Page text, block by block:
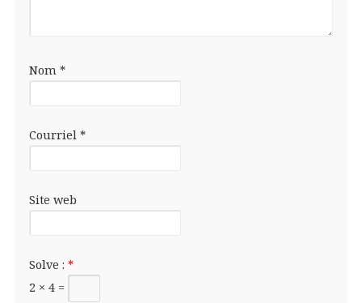
Nom *
Courriel *
Site web
Solve : *
2 × 4 =